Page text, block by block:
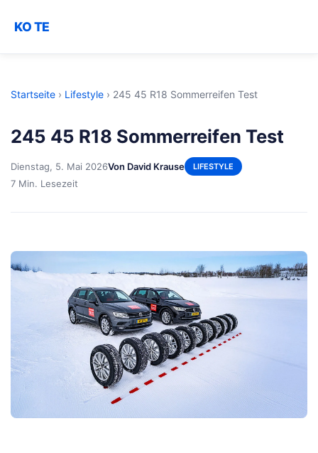
KO TE
Startseite › Lifestyle › 245 45 R18 Sommerreifen Test
245 45 R18 Sommerreifen Test
Dienstag, 5. Mai 2026Von David Krause LIFESTYLE
7 Min. Lesezeit